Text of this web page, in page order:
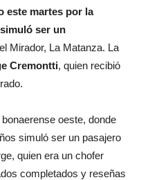
este martes por la
ser un
Mirador, La Matanza. La
Cremontti, quien recibió
oeste, donde
simuló ser un pasajero
quien era un chofer
completados y reseñas